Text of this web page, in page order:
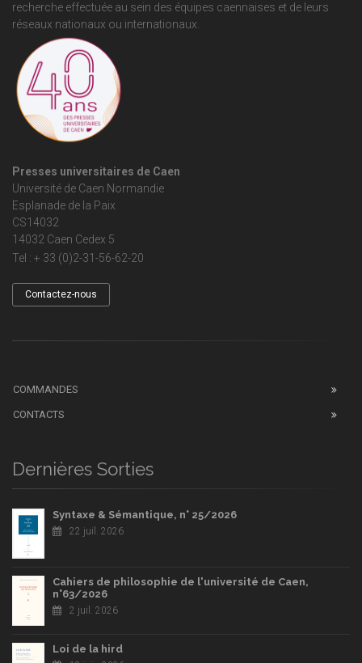
recherche effectuée au sein des équipes caennaises et de leurs
réseaux nationaux ou internationaux.
Presses universitaires de Caen
Université de Caen Normandie
Esplanade de la Paix
CS14032
14032 Caen Cedex 5
Tel : + 33 (0)2-31-56-62-20
Contactez-nous
COMMANDES
CONTACTS
Dernières Sorties
Syntaxe & Sémantique, n° 25/2026
22 juil. 2026
Cahiers de philosophie de l'université de Caen,
n°63/2026
2 juil. 2026
Loi de la hird